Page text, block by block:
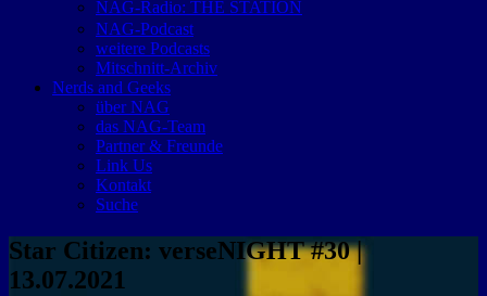
NAG-Radio: THE STATION
NAG-Podcast
weitere Podcasts
Mitschnitt-Archiv
Nerds and Geeks
über NAG
das NAG-Team
Partner & Freunde
Link Us
Kontakt
Suche
Star Citizen: verseNIGHT #30 |
13.07.2021